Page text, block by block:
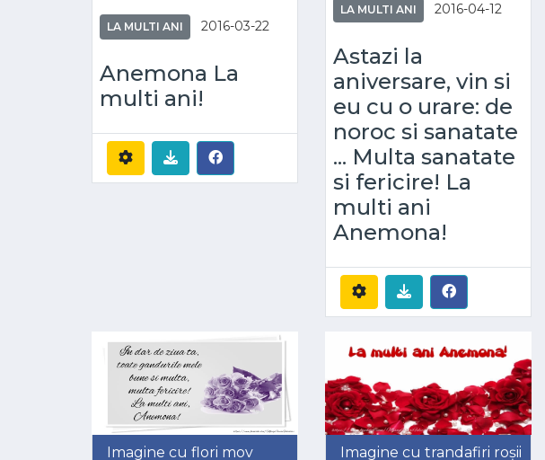
LA MULTI ANI 2016-03-22
Anemona La
multi ani!
LA MULTI ANI 2016-04-12
Astazi la
aniversare, vin si
eu cu o urare: de
noroc si sanatate
... Multa sanatate
si fericire! La
multi ani
Anemona!
Imagine cu flori mov Imagine cu trandafiri roșii